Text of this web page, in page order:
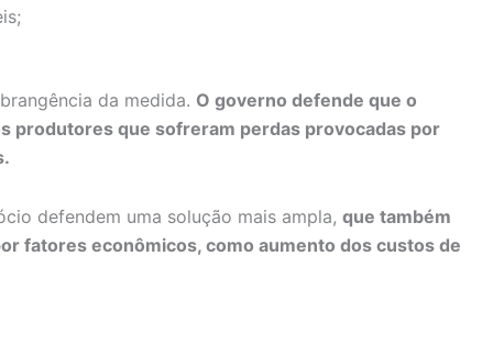
da medida. O governo defende que o
produtores que sofreram perdas provocadas por
defendem uma solução mais ampla, que também
fatores econômicos, como aumento dos custos de